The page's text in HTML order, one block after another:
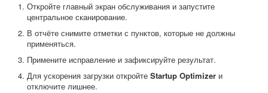
Откройте главный экран обслуживания и запустите
центральное сканирование.
В отчёте снимите отметки с пунктов, которые не должны
применяться.
Примените исправление и зафиксируйте результат.
Для ускорения загрузки откройте Startup Optimizer и
отключите лишнее.